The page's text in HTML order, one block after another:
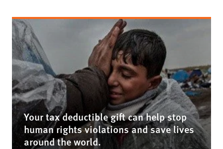
Your tax deductible gift can help stop
human rights violations and save lives
around the world.